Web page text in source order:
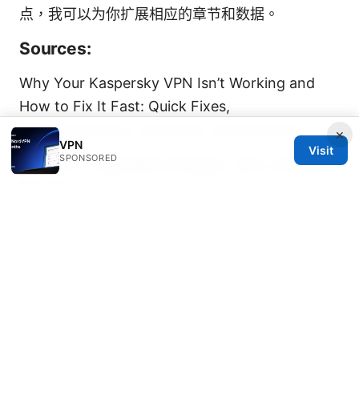
点，我可以为你扩展相应的章节和数据。
Sources:
Why Your Kaspersky VPN Isn’t Working and
How to Fix It Fast: Quick Fixes,
Troubleshooting, and Smart Workarounds
中国VPN：全面攻略与实用指南，提升上网自由与
×
VPN
SPONSORED
Visit